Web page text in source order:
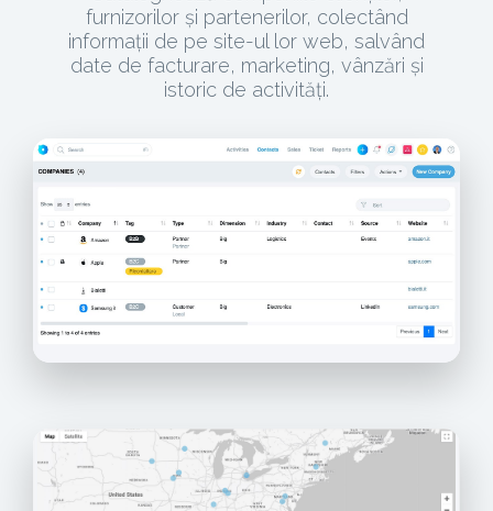
furnizorilor și partenerilor, colectând
informații de pe site-ul lor web, salvând
date de facturare, marketing, vânzări și
istoric de activități.